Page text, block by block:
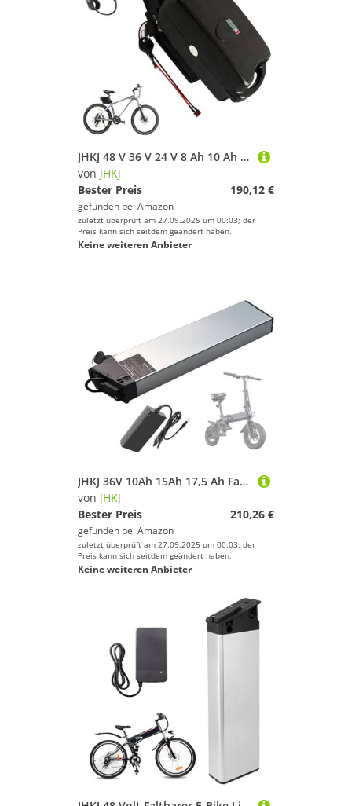
JHKJ 48 V 36 V 24 V 8 Ah 10 Ah 13 Ah 15 Ah 18 Ah 20 Ah 25 Ah Ebike Lithium-Ionen-Akku 48 V Froschform Sattelstützenakkus mit Ladegerät,24v,13Ah
von JHKJ
Bester Preis
190,12 €
gefunden bei Amazon
zuletzt überprüft am 27.09.2025 um 00:03; der
Preis kann sich seitdem geändert haben.
Keine weiteren Anbieter
JHKJ 36V 10Ah 15Ah 17,5 Ah Faltrad Batterie 48V 8Ah 10Ah 12Ah 14Ah E-Bike Lithium-ionen Batterie für Elektrische Fahrrad Roller,36v15ah
von JHKJ
Bester Preis
210,26 €
gefunden bei Amazon
zuletzt überprüft am 27.09.2025 um 00:03; der
Preis kann sich seitdem geändert haben.
Keine weiteren Anbieter